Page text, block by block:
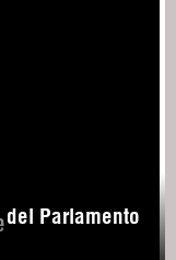
del Parlamento